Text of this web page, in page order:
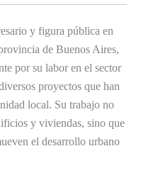
y figura pública en
de Buenos Aires,
por su labor en el sector
proyectos que han
local. Su trabajo no
y viviendas, sino que
el desarrollo urbano